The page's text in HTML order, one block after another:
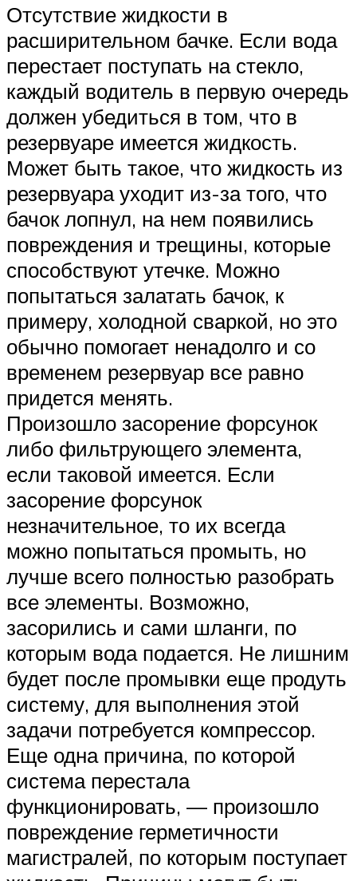
Отсутствие жидкости в
расширительном бачке. Если вода
перестает поступать на стекло,
каждый водитель в первую очередь
должен убедиться в том, что в
резервуаре имеется жидкость.
Может быть такое, что жидкость из
резервуара уходит из-за того, что
бачок лопнул, на нем появились
повреждения и трещины, которые
способствуют утечке. Можно
попытаться залатать бачок, к
примеру, холодной сваркой, но это
обычно помогает ненадолго и со
временем резервуар все равно
придется менять.
Произошло засорение форсунок
либо фильтрующего элемента,
если таковой имеется. Если
засорение форсунок
незначительное, то их всегда
можно попытаться промыть, но
лучше всего полностью разобрать
все элементы. Возможно,
засорились и сами шланги, по
которым вода подается. Не лишним
будет после промывки еще продуть
систему, для выполнения этой
задачи потребуется компрессор.
Еще одна причина, по которой
система перестала
функционировать, — произошло
повреждение герметичности
магистралей, по которым поступает